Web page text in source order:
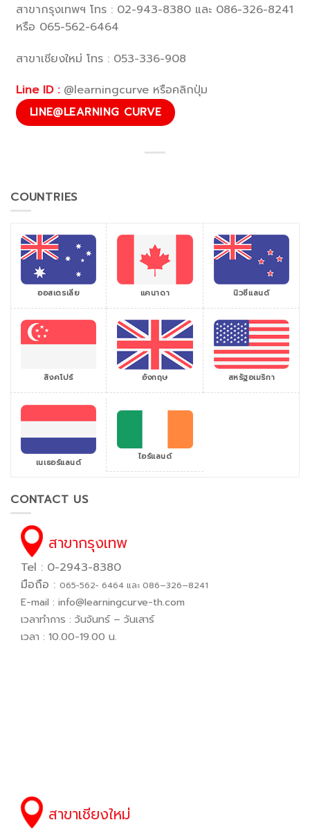
สาขากรุงเทพฯ โทร : 02-943-8380 และ 086-326-8241
หรือ 065-562-6464
สาขาเชียงใหม่ โทร : 053-336-908
Line ID :@learningcurve หรือคลิกปุ่ม
LINE@LEARNING CURVE
COUNTRIES
ออสเตรเลีย แคนาดา นิวซีแลนด์
สิงคโปร์ อังกฤษ สหรัฐอเมริกา
เนเธอร์แลนด์ ไอร์แลนด์
CONTACT US
สาขากรุงเทพ
Tel : 0-2943-8380
มือถือ : 065−562− 6464 และ 086–326–8241
E-mail : info@learningcurve-th.com
เวลาทำการ : วันจันทร์ – วันเสาร์
เวลา : 10.00-19.00 น.
สาขาเชียงใหม่